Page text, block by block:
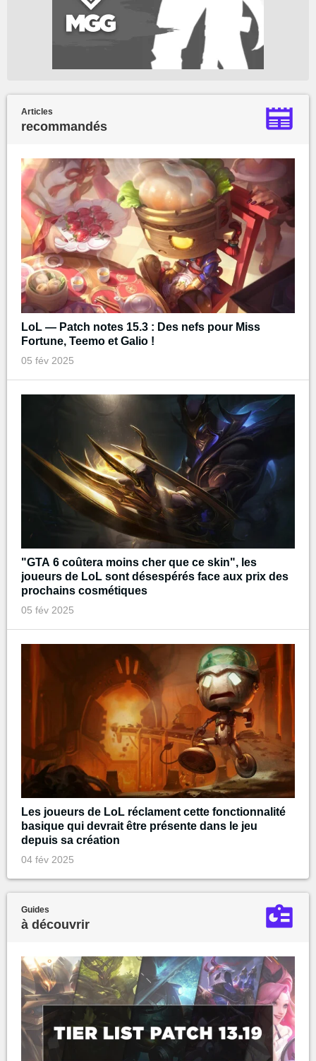
Articles
recommandés
LoL — Patch notes 15.3 : Des nefs pour Miss
Fortune, Teemo et Galio !
05 fév 2025
"GTA 6 coûtera moins cher que ce skin", les
joueurs de LoL sont désespérés face aux prix des
prochains cosmétiques
05 fév 2025
Les joueurs de LoL réclament cette fonctionnalité
basique qui devrait être présente dans le jeu
depuis sa création
04 fév 2025
Guides
à découvrir